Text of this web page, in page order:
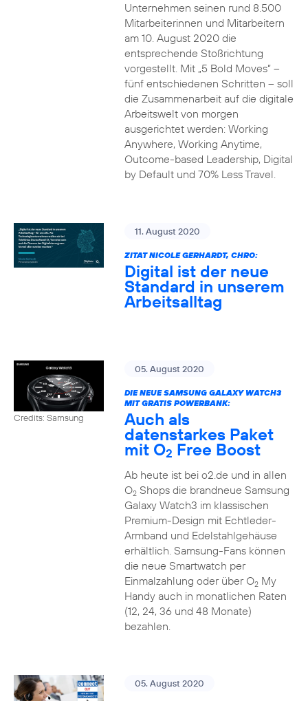
Unternehmen seinen rund 8.500
Mitarbeiterinnen und Mitarbeitern
am 10. August 2020 die
entsprechende Stoßrichtung
vorgestellt. Mit „5 Bold Moves“ –
fünf entschiedenen Schritten – soll
die Zusammenarbeit auf die digitale
Arbeitswelt von morgen
ausgerichtet werden: Working
Anywhere, Working Anytime,
Outcome-based Leadership, Digital
by Default und 70% Less Travel.
11. August 2020
ZITAT NICOLE GERHARDT, CHRO:
Digital ist der neue
Standard in unserem
Arbeitsalltag
Credits: Samsung
05. August 2020
DIE NEUE SAMSUNG GALAXY WATCH3
MIT GRATIS POWERBANK:
Auch als
datenstarkes Paket
mit O2 Free Boost
Ab heute ist bei o2.de und in allen
O2Shops die brandneue Samsung
Galaxy Watch3 im klassischen
Premium-Design mit Echtleder-
Armband und Edelstahlgehäuse
erhältlich. Samsung-Fans können
die neue Smartwatch per
Einmalzahlung oder über O2My
Handy auch in monatlichen Raten
(12, 24, 36 und 48 Monate)
bezahlen.
05. August 2020